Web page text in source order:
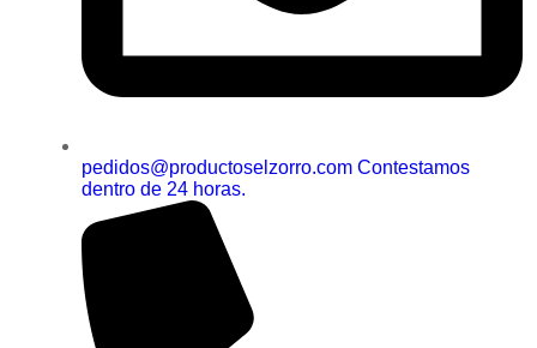
pedidos@productoselzorro.com Contestamos
dentro de 24 horas.